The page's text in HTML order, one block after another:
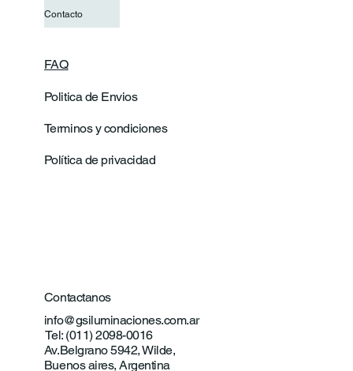
Politica de Envios
Terminos y condiciones
FAQ
Política de privacidad
Contactanos
info@gsiluminaciones.com.ar
Tel: (011) 2098-0016
Av.Belgrano 5942, Wilde,
Buenos aires, Argentina
Contacto